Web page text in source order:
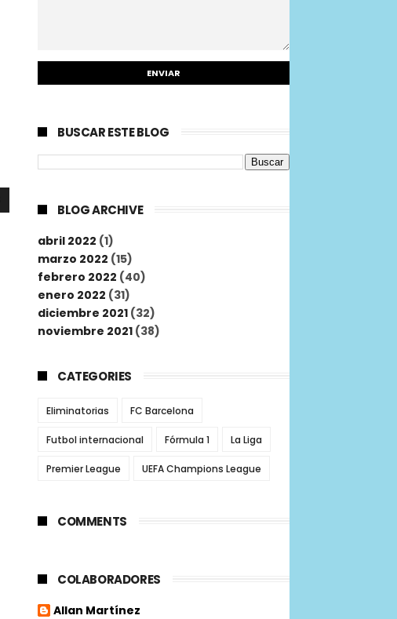
BUSCAR ESTE BLOG
BLOG ARCHIVE
abril 2022 (1)
marzo 2022 (15)
febrero 2022 (40)
enero 2022 (31)
diciembre 2021 (32)
noviembre 2021 (38)
CATEGORIES
Eliminatorias FC Barcelona
Futbol internacional Fórmula 1 La Liga
Premier League UEFA Champions League
COMMENTS
COLABORADORES
Allan Martínez